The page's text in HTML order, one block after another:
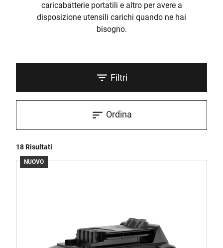
caricabatterie portatili e altro per avere a
disposizione utensili carichi quando ne hai
bisogno.
Filtri
18 Risultati
Ordina
NUOVO